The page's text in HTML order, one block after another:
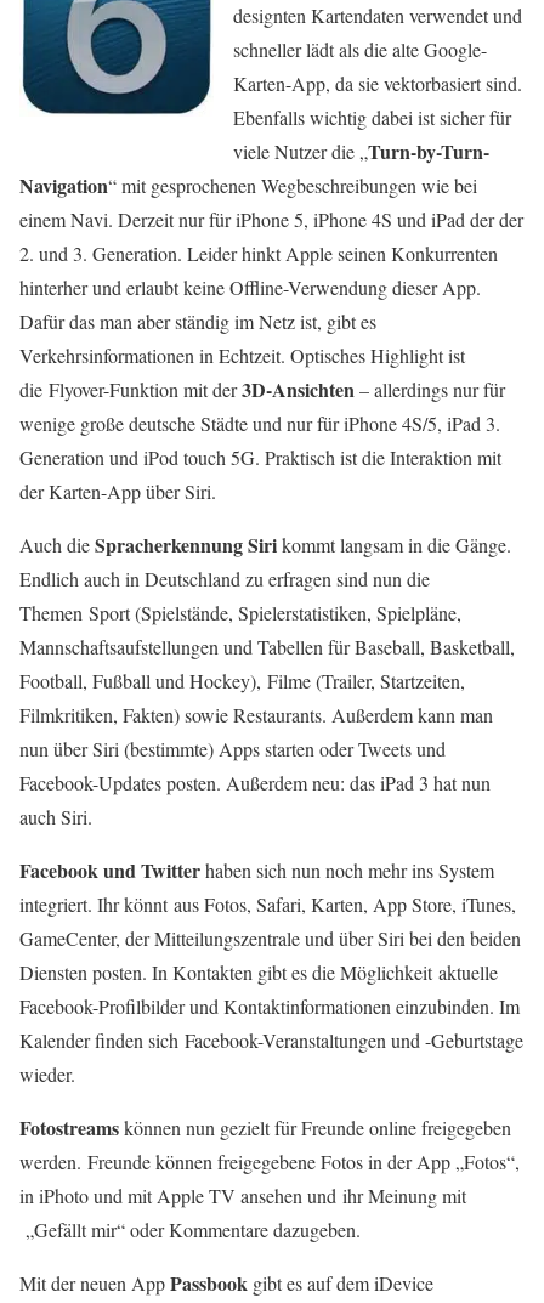
designten Kartendaten verwendet und
schneller lädt als die alte Google-
Karten-App, da sie vektorbasiert sind.
Ebenfalls wichtig dabei ist sicher für
viele Nutzer die „Turn-by-Turn-
Navigation“ mit gesprochenen Wegbeschreibungen wie bei
einem Navi. Derzeit nur für iPhone 5, iPhone 4S und iPad der der
2. und 3. Generation. Leider hinkt Apple seinen Konkurrenten
hinterher und erlaubt keine Offline-Verwendung dieser App.
Dafür das man aber ständig im Netz ist, gibt es
Verkehrsinformationen in Echtzeit. Optisches Highlight ist
die Flyover-Funktion mit der3D-Ansichten– allerdings nur für
wenige große deutsche Städte und nur für iPhone 4S/5, iPad 3.
Generation und iPod touch 5G. Praktisch ist die Interaktion mit
der Karten-App über Siri.
Auch dieSpracherkennung Sirikommt langsam in die Gänge.
Endlich auch in Deutschland zu erfragen sind nun die
Themen Sport (Spielstände, Spielerstatistiken, Spielpläne,
Mannschaftsaufstellungen und Tabellen für Baseball, Basketball,
Football, Fußball und Hockey), Filme (Trailer, Startzeiten,
Filmkritiken, Fakten) sowie Restaurants. Außerdem kann man
nun über Siri (bestimmte) Apps starten oder Tweets und
Facebook-Updates posten. Außerdem neu: das iPad 3 hat nun
auch Siri.
Facebook und Twitterhaben sich nun noch mehr ins System
integriert. Ihr könnt aus Fotos, Safari, Karten, App Store, iTunes,
GameCenter, der Mitteilungszentrale und über Siri bei den beiden
Diensten posten. In Kontakten gibt es die Möglichkeit aktuelle
Facebook-Profilbilder und Kontaktinformationen einzubinden. Im
Kalender finden sich Facebook-Veranstaltungen und -Geburtstage
wieder.
Fotostreamskönnen nun gezielt für Freunde online freigegeben
werden. Freunde können freigegebene Fotos in der App „Fotos“,
in iPhoto und mit Apple TV ansehen und ihr Meinung mit
„Gefällt mir“ oder Kommentare dazugeben.
Mit der neuen AppPassbook gibt es auf dem iDevice